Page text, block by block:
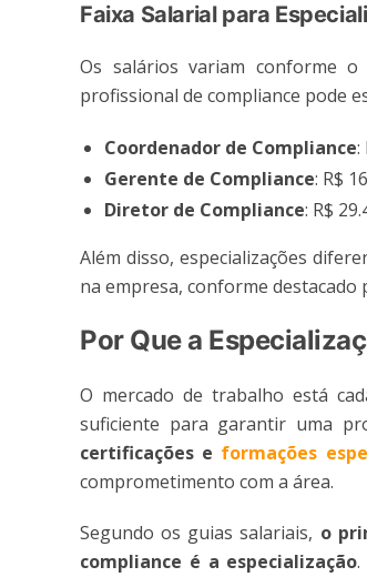
Faixa Salarial para
Os salários variam conforme
profissional de compliance pode
Coordenador de Compliance:
Gerente de Compliance: R$
Diretor de Compliance: R$
Além disso, especializações
na empresa, conforme destacado
Por Que a
O mercado de trabalho está
suficiente para garantir uma
certificações e formações
comprometimento com a área.
Segundo os guias salariais, o
compliance é a especialização.